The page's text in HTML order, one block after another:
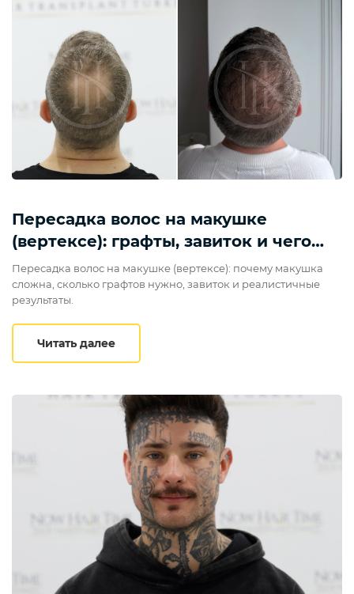
Пересадка волос на макушке
(вертексе): графты, завиток и чего
ожидать
Пересадка волос на макушке (вертексе): почему макушка
сложна, сколько графтов нужно, завиток и реалистичные
результаты.
Читать далееПересадка волос на макушке